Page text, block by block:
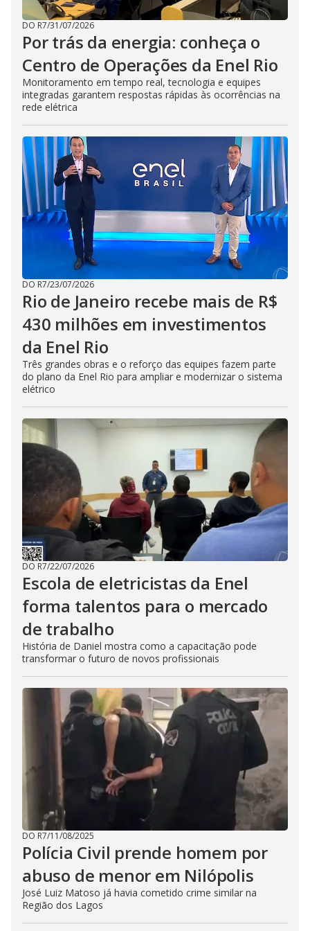
DO R7/31/07/2026
Por trás da energia: conheça o
Centro de Operações da Enel Rio
Monitoramento em tempo real, tecnologia e equipes
integradas garantem respostas rápidas às ocorrências na
rede elétrica
DO R7/23/07/2026
Rio de Janeiro recebe mais de R$
430 milhões em investimentos
da Enel Rio
Três grandes obras e o reforço das equipes fazem parte
do plano da Enel Rio para ampliar e modernizar o sistema
elétrico
DO R7/22/07/2026
Escola de eletricistas da Enel
forma talentos para o mercado
de trabalho
História de Daniel mostra como a capacitação pode
transformar o futuro de novos profissionais
DO R7/11/08/2025
Polícia Civil prende homem por
abuso de menor em Nilópolis
José Luiz Matoso já havia cometido crime similar na
Região dos Lagos